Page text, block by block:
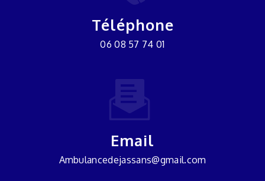
Téléphone
06 08 57 74 01
Email
ambulancedejassans@gmail.com